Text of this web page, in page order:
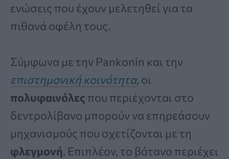
ενώσεις που έχουν μελετηθεί για τα
πιθανά οφέλη τους.
Σύμφωνα με την Pankonin και την
επιστημονική κοινότητα, οι
πολυφαινόλες που περιέχονται στο
δεντρολίβανο μπορούν να επηρεάσουν
μηχανισμούς που σχετίζονται με τη
φλεγμονή. Επιπλέον, το βότανο περιέχει